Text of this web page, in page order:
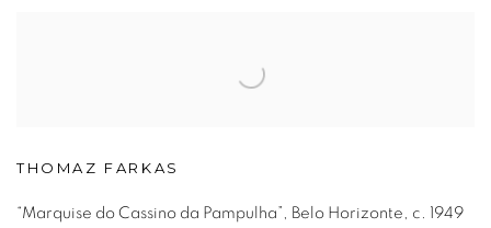
THOMAZ FARKAS
“Marquise do Cassino da Pampulha”, Belo Horizonte, c. 1949